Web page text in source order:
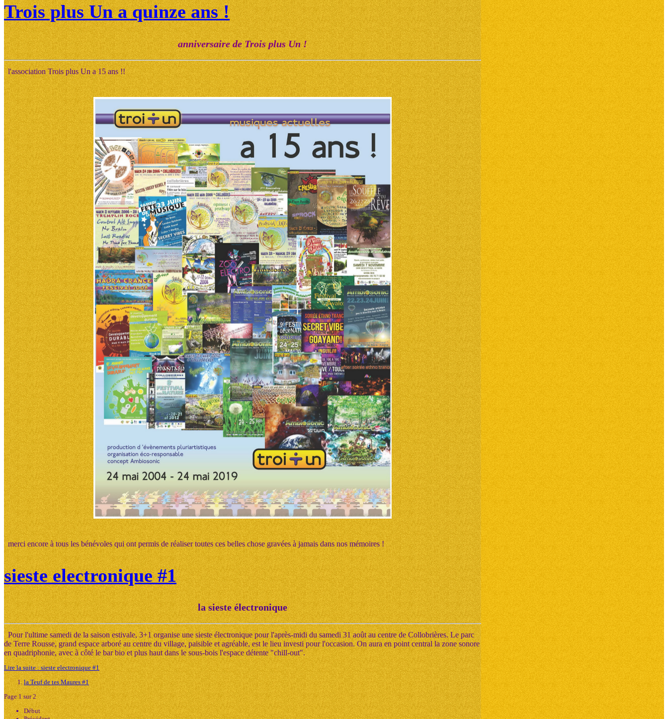
Trois plus Un a quinze ans !
anniversaire de Trois plus Un !
l'association Trois plus Un a 15 ans !!
merci encore à tous les bénévoles qui ont permis de réaliser toutes ces belles chose gravées à jamais dans nos mémoires !
sieste electronique #1
la sieste électronique
Pour l'ultime samedi de la saison estivale, 3+1 organise une sieste électronique pour l'après-midi du samedi 31 août au centre de Collobrières. Le parc
de Terre Rousse, grand espace arboré au centre du village, paisible et agréable, est le lieu investi pour l'occasion. On aura en point central la zone sonore
en quadriphonie, avec à côté le bar bio et plus haut dans le sous-bois l'espace détente "chill-out".
Lire la suite : sieste electronique #1
la Teuf de tes Maures #1
Page 1 sur 2
Début